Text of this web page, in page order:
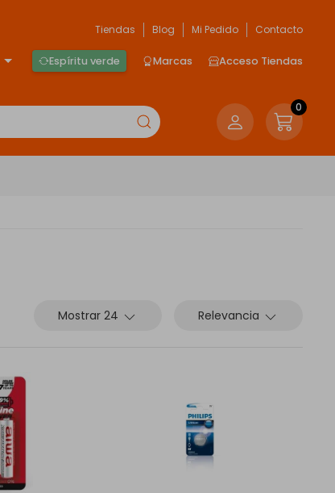
Tiendas
Blog Mi Pedido Contacto
Espíritu verde Marcas Acceso Tiendas
0
Mostrar 24 Relevancia